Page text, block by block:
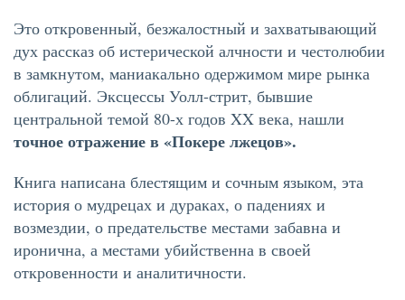
Это откровенный, безжалостный и захватывающий
дух рассказ об истерической алчности и честолюбии
в замкнутом, маниакально одержимом мире рынка
облигаций. Эксцессы Уолл-стрит, бывшие
центральной темой 80-х годов XX века, нашли
точное отражение в «Покере лжецов».
Книга написана блестящим и сочным языком, эта
история о мудрецах и дураках, о падениях и
возмездии, о предательстве местами забавна и
иронична, а местами убийственна в своей
откровенности и аналитичности.